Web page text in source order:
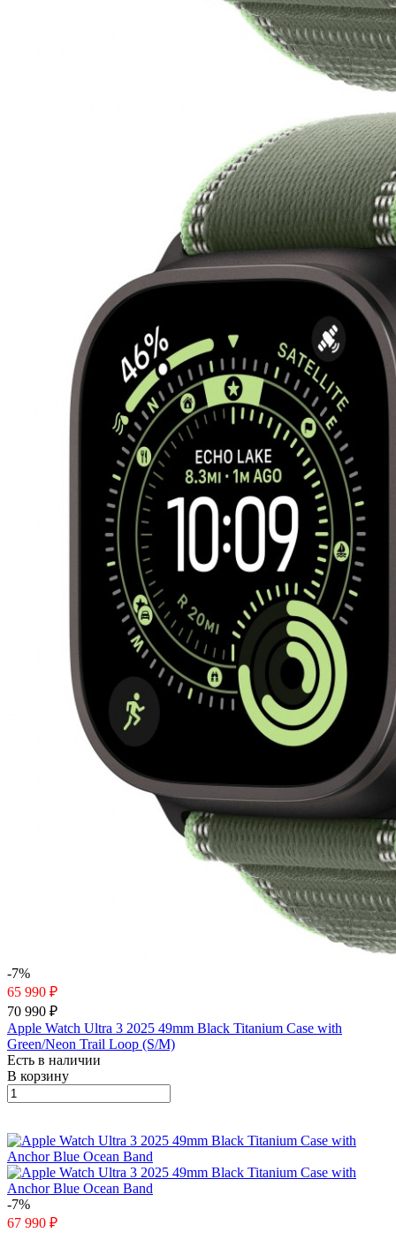
-7%
65 990 ₽
70 990 ₽
Apple Watch Ultra 3 2025 49mm Black Titanium Case with
Green/Neon Trail Loop (S/M)
Есть в наличии
В корзину
-7%
67 990 ₽